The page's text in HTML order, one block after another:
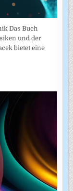
Das Buch
und der
bietet eine